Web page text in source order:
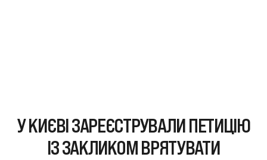
У КИЄВІ ЗАРЕЄСТРУВАЛИ ПЕТИЦІЮ
ІЗ ЗАКЛИКОМ ВРЯТУВАТИ